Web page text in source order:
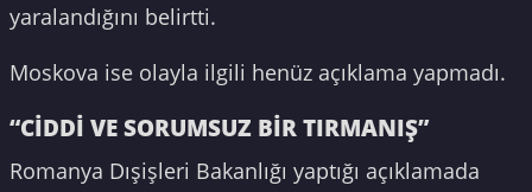
yaralandığını belirtti.
Moskova ise olayla ilgili henüz açıklama yapmadı.
“CİDDİ VE SORUMSUZ BİR TIRMANIŞ”
Romanya Dışişleri Bakanlığı yaptığı açıklamada